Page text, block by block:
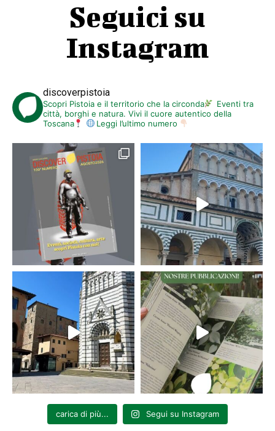
Seguici su
Instagram
discoverpistoia
Scopri Pistoia e il territorio che la circonda
Eventi tra
città, borghi e natura. Vivi il cuore autentico della
Toscana
Leggi l’ultimo numero
carica di più... Segui su Instagram